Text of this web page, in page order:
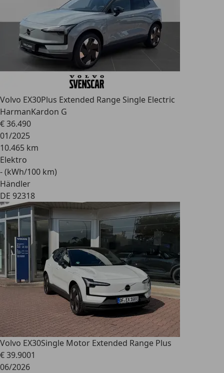
Volvo EX30Plus Extended Range Single Electric
HarmanKardon G
€ 36.490
01/2025
10.465 km
Elektro
- (kWh/100 km)
Händler
DE 92318
Volvo EX30Single Motor Extended Range Plus
€ 39.9001
06/2026